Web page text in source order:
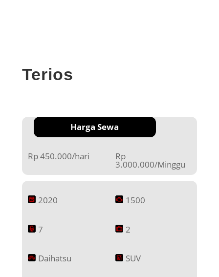
Terios
Harga Sewa
Rp 450.000/hari Rp
3.000.000/Minggu
2020 1500
7 2
Daihatsu SUV